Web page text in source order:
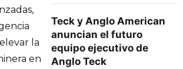
la
en
Teck y Anglo American
anuncian el futuro
equipo ejecutivo de
Anglo Teck